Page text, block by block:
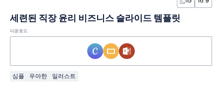
세련된 직장 윤리 비즈니스 슬라이드 템플릿
다운로드
심플 우아한 일러스트